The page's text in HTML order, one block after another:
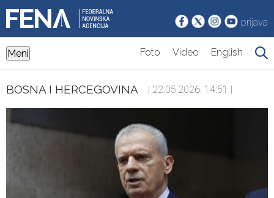
prijava
Meni Foto Video English
BOSNA I HERCEGOVINA | 22.05.2026. 14:51 |